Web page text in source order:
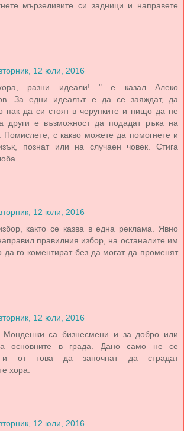
мързеливите си задници и направете
12 юли, 2016
разни идеали! " е казал Алеко
За едни идеалът е да се заяждат, да
пак да си стоят в черупките и нищо да не
други е възможност да подадат ръка на
Помислете, с какво можете да помогнете и
познат или на случаен човек. Стига
12 юли, 2016
както се казва в една реклама. Явно
правилния избор, на останалите им
да го коментират без да могат да променят
12 юли, 2016
Мондешки са бизнесмени и за добро или
основните в града. Дано само не се
и от това да започнат да страдат
хора.
12 юли, 2016